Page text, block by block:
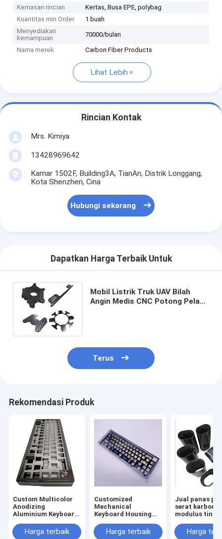
Kemasan rincian
Kertas, Busa EPE, polybag
Kuantitas min Order
1 buah
Menyediakan
kemampuan
70000/bulan
Nama merek Carbon Fiber Products
Lihat Lebih
Rincian Kontak
Mrs. Kimiya
13428969642
Kamar 1502F, Building3A, TianAn, Distrik Longgang,
Kota Shenzhen, Cina
Hubungi sekarang
Dapatkan Harga Terbaik Untuk
Mobil Listrik Truk UAV Bilah
Angin Medis CNC Potong Pelat
Terus
Rekomendasi Produk
Custom Multicolor
Anodizing
Aluminium Keyboard
Machining
Mechanical Cnc
Harga terbaik
Customized
Mechanical
Keyboard Housing
Metal Case
Aluminium Anodized
Harga terbaik
Jual panas
serat karbon
modulus
Harga